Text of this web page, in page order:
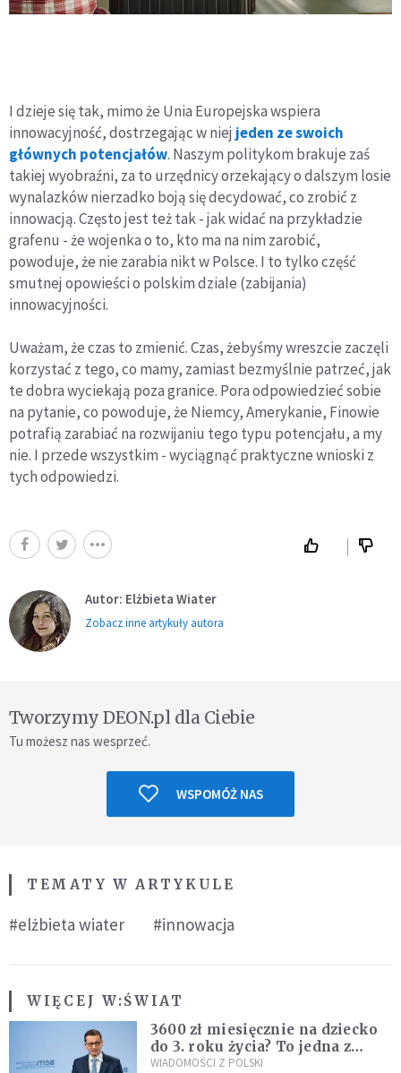
I dzieje się tak, mimo że Unia Europejska wspiera
innowacyjność, dostrzegając w niej jeden ze swoich
głównych potencjałów. Naszym politykom brakuje zaś
takiej wyobraźni, za to urzędnicy orzekający o dalszym losie
wynalazków nierzadko boją się decydować, co zrobić z
innowacją. Często jest też tak - jak widać na przykładzie
grafenu - że wojenka o to, kto ma na nim zarobić,
powoduje, że nie zarabia nikt w Polsce. I to tylko część
smutnej opowieści o polskim dziale (zabijania)
innowacyjności.
Uważam, że czas to zmienić. Czas, żebyśmy wreszcie zaczęli
korzystać z tego, co mamy, zamiast bezmyślnie patrzeć, jak
te dobra wyciekają poza granice. Pora odpowiedzieć sobie
na pytanie, co powoduje, że Niemcy, Amerykanie, Finowie
potrafią zarabiać na rozwijaniu tego typu potencjału, a my
nie. I przede wszystkim - wyciągnąć praktyczne wnioski z
tych odpowiedzi.
Autor: Elżbieta Wiater
Zobacz inne artykuły autora
Tworzymy DEON.pl dla Ciebie
Tu możesz nas wesprzeć.
WSPOMÓŻ NAS
TEMATY W ARTYKULE
#elżbieta wiater #innowacja
WIĘCEJ W:ŚWIAT
3600 zł miesięcznie na dziecko
do 3. roku życia? To jedna z
propozycji programu "Rozwój
WIADOMOŚCI Z POLSKI